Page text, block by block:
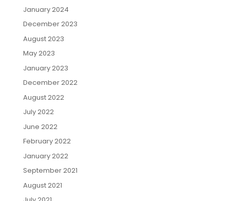
January 2024
December 2023
August 2023
May 2023
January 2023
December 2022
August 2022
July 2022
June 2022
February 2022
January 2022
September 2021
August 2021